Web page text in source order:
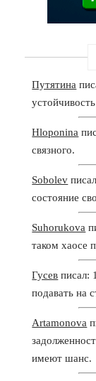
Путятина
Hloponina
связного.
Sobolev
состояние
Suhorukova
таком хаосе
Гусев писал:
подавать на
Artamonova
имеют шанс.